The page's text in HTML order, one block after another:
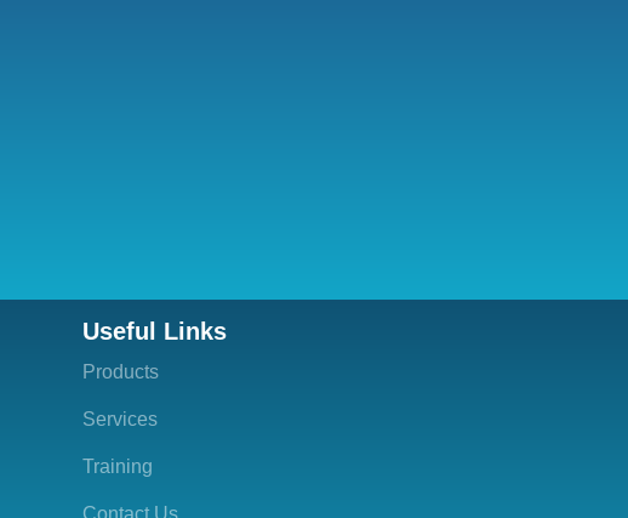
Useful Links
Products
Services
Training
Contact Us